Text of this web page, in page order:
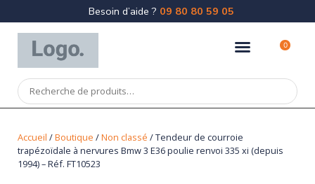
Besoin d’aide ? 09 80 80 59 05
0
Accueil /Boutique /Non classé / Tendeur de courroie
trapézoïdale à nervures Bmw 3 E36 poulie renvoi 335 xi (depuis
1994) – Réf. FT10523